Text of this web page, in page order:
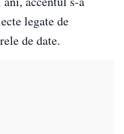
legate de
de date.